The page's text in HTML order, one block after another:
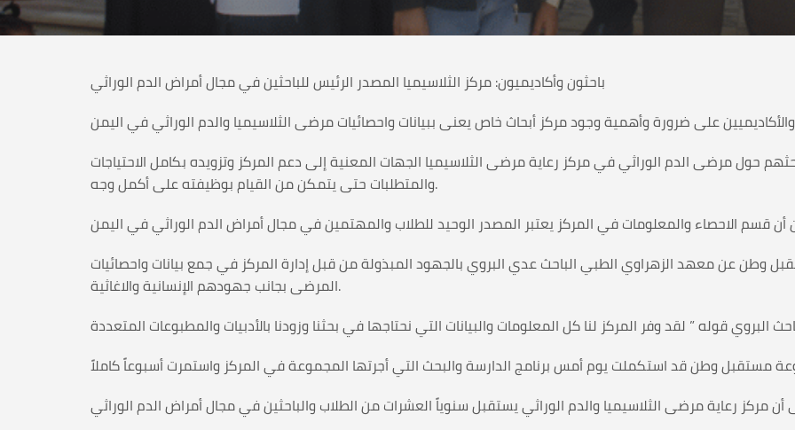
باحثون وأكاديميون: مركز الثلاسيميا المصدر الرئيس للباحثين في مجال أمراض الدم الوراثي
بحثهم حول مرضى الدم الوراثي في مركز رعاية مرضى الثلاسيميا الجهات المعنية إلى دعم المركز وتزويده بكامل الاحتياجات
والمتطلبات حتى يتمكن من القيام بوظيفته على أكمل وجه.
وطن عن معهد الزهراوي الطبي الباحث عدي البروي بالجهود المبذولة من قبل إدارة المركز في جمع بيانات واحصائيات
المرضى بجانب جهودهم الإنسانية والاغاثية.